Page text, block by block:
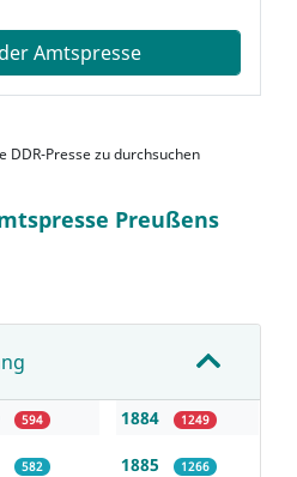
Amtspresse
DDR-Presse zu durchsuchen
Preußens
594
582
1884 1249
1885 1266